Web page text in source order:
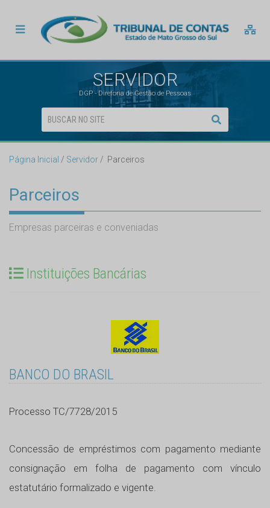
SERVIDOR
DGP - Diretoria de Gestão de Pessoas
Página Inicial Servidor Parceiros
Parceiros
Empresas parceiras e conveniadas
Instituições Bancárias
BANCO DO BRASIL
Processo TC/7728/2015
Concessão de empréstimos com pagamento mediante
consignação em folha de pagamento com vínculo
estatutário formalizado e vigente.